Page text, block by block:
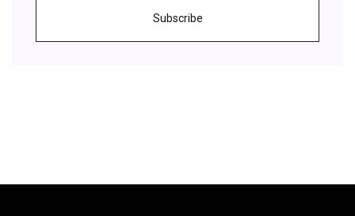
Subscribe